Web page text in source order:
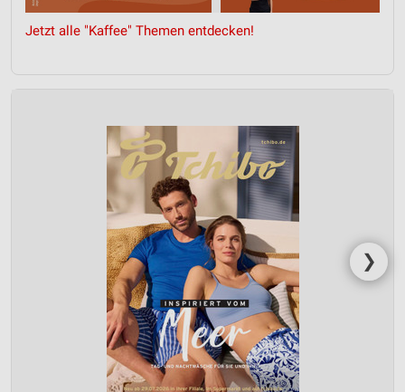
Jetzt alle "Kaffee" Themen entdecken!
❯